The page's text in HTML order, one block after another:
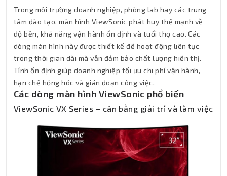
Trong môi trường doanh nghiệp, phòng lab hay các trung
tâm đào tạo, màn hình ViewSonic phát huy thế mạnh về
độ bền, khả năng vận hành ổn định và tuổi thọ cao. Các
dòng màn hình này được thiết kế để hoạt động liên tục
trong thời gian dài mà vẫn đảm bảo chất lượng hiển thị.
Tính ổn định giúp doanh nghiệp tối ưu chi phí vận hành,
hạn chế hỏng hóc và gián đoạn công việc.
Các dòng màn hình ViewSonic phổ biến
ViewSonic VX Series – cân bằng giải trí và làm việc